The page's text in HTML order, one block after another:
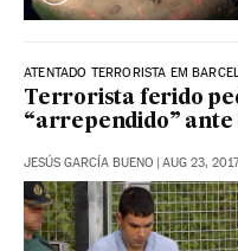
ATENTADO TERRORISTA EM
Terrorista ferido
“arrependido” ante
JESÚS GARCÍA BUENO AUG 23,